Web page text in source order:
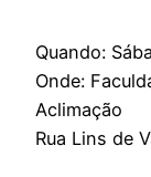
Quando:
Onde:
Aclimação
Rua Lins de